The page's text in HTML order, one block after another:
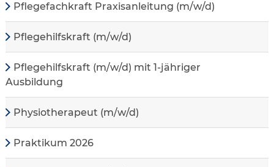
Pflegefachkraft Praxisanleitung (m/w/d)
Pflegehilfskraft (m/w/d)
Pflegehilfskraft (m/w/d) mit 1-jähriger
Ausbildung
Physiotherapeut (m/w/d)
Praktikum 2026